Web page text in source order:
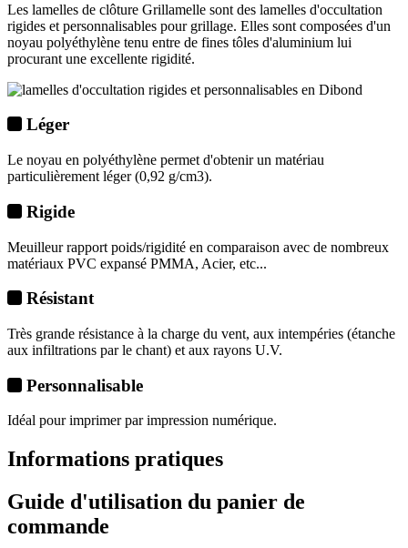
Les lamelles de clôture Grillamelle sont des lamelles d'occultation
rigides et personnalisables pour grillage. Elles sont composées d'un
noyau polyéthylène tenu entre de fines tôles d'aluminium lui
procurant une excellente rigidité.
Léger
Le noyau en polyéthylène permet d'obtenir un matériau
particulièrement léger (0,92 g/cm3).
Rigide
Meuilleur rapport poids/rigidité en comparaison avec de nombreux
matériaux PVC expansé PMMA, Acier, etc...
Résistant
Très grande résistance à la charge du vent, aux intempéries (étanche
aux infiltrations par le chant) et aux rayons U.V.
Personnalisable
Idéal pour imprimer par impression numérique.
Informations pratiques
Guide d'utilisation du panier de
commande